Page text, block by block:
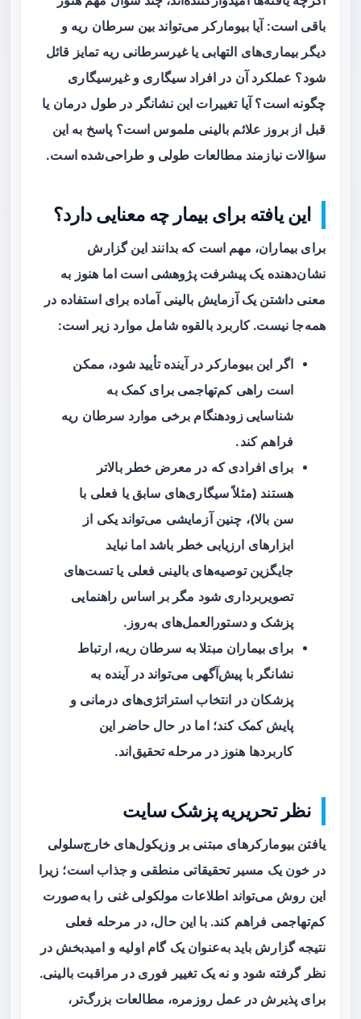
باقی است: آیا بیومارکر می‌تواند بین سرطان ریه و
دیگر بیماری‌های التهابی یا غیرسرطانی ریه تمایز قائل
شود؟ عملکرد آن در افراد سیگاری و غیرسیگاری
چگونه است؟ آیا تغییرات این نشانگر در طول درمان یا
قبل از بروز علائم بالینی ملموس است؟ پاسخ به این
سؤالات نیازمند مطالعات طولی و طراحی‌شده است.
این یافته برای بیمار چه معنایی دارد؟
برای بیماران، مهم است که بدانند این گزارش
نشان‌دهنده یک پیشرفت پژوهشی است اما هنوز به
معنی داشتن یک آزمایش بالینی آماده برای استفاده در
همه‌جا نیست. کاربرد بالقوه شامل موارد زیر است:
اگر این بیومارکر در آینده تأیید شود، ممکن
است راهی کم‌تهاجمی برای کمک به
شناسایی زودهنگام برخی موارد سرطان ریه
فراهم کند.
برای افرادی که در معرض خطر بالاتر
هستند (مثلاً سیگاری‌های سابق یا فعلی با
سن بالا)، چنین آزمایشی می‌تواند یکی از
ابزارهای ارزیابی خطر باشد اما نباید
جایگزین توصیه‌های بالینی فعلی یا تست‌های
تصویربرداری شود مگر بر اساس راهنمایی
پزشک و دستورالعمل‌های به‌روز.
برای بیماران مبتلا به سرطان ریه، ارتباط
نشانگر با پیش‌آگهی می‌تواند در آینده به
پزشکان در انتخاب استراتژی‌های درمانی و
پایش کمک کند؛ اما در حال حاضر این
کاربردها هنوز در مرحله تحقیق‌اند.
نظر تحریریه پزشک سایت
یافتن بیومارکرهای مبتنی بر وزیکول‌های خارج‌سلولی
در خون یک مسیر تحقیقاتی منطقی و جذاب است؛ زیرا
این روش می‌تواند اطلاعات مولکولی غنی را به‌صورت
کم‌تهاجمی فراهم کند. با این حال، در مرحله فعلی
نتیجه گزارش باید به‌عنوان یک گام اولیه و امیدبخش در
نظر گرفته شود و نه یک تغییر فوری در مراقبت بالینی.
برای پذیرش در عمل روزمره، مطالعات بزرگ‌تر،